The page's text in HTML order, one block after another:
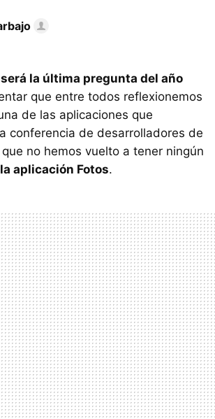
la última pregunta del año
que entre todos reflexionemos
de las aplicaciones que
conferencia de desarrolladores de
no hemos vuelto a tener ningún
la aplicación Fotos.